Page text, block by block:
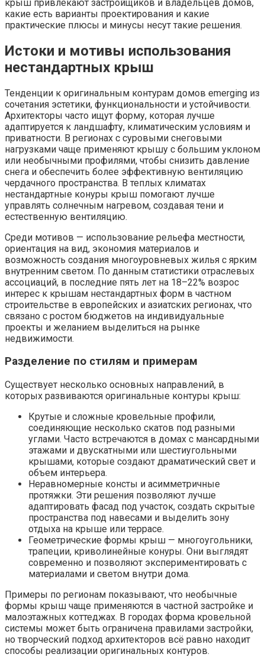
крыш привлекают застройщиков и владельцев домов,
какие есть варианты проектирования и какие
практические плюсы и минусы несут такие решения.
Истоки и мотивы использования
нестандартных крыш
Тенденции к оригинальным контурам домов emerging из
сочетания эстетики, функциональности и устойчивости.
Архитекторы часто ищут форму, которая лучше
адаптируется к ландшафту, климатическим условиям и
приватности. В регионах с суровыми снеговыми
нагрузками чаще применяют крышу с большим уклоном
или необычными профилями, чтобы снизить давление
снега и обеспечить более эффективную вентиляцию
чердачного пространства. В теплых климатах
нестандартные конуры крыш помогают лучше
управлять солнечным нагревом, создавая тени и
естественную вентиляцию.
Среди мотивов — использование рельефа местности,
ориентация на вид, экономия материалов и
возможность создания многоуровневых жилья с ярким
внутренним светом. По данным статистики отраслевых
ассоциаций, в последние пять лет на 18–22% возрос
интерес к крышам нестандартных форм в частном
строительстве в европейских и азиатских регионах, что
связано с ростом бюджетов на индивидуальные
проекты и желанием выделиться на рынке
недвижимости.
Разделение по стилям и примерам
Существует несколько основных направлений, в
которых развиваются оригинальные контуры крыш:
Крутые и сложные кровельные профили,
соединяющие несколько скатов под разными
углами. Часто встречаются в домах с мансардными
этажами и двускатными или шестиугольными
крышами, которые создают драматический свет и
объем интерьера.
Неравномерные консты и асимметричные
протяжки. Эти решения позволяют лучше
адаптировать фасад под участок, создать скрытые
пространства под навесами и выделить зону
отдыха на крыше или террасе.
Геометрические формы крыш — многоугольники,
трапеции, криволинейные конуры. Они выглядят
современно и позволяют экспериментировать с
материалами и светом внутри дома.
Примеры по регионам показывают, что необычные
формы крыш чаще применяются в частной застройке и
малоэтажных коттеджах. В городах форма кровельной
системы может быть ограничена правилами застройки,
но творческий подход архитекторов всё равно находит
способы реализации оригинальных контуров.